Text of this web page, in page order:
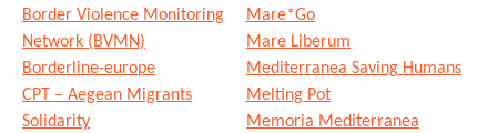
Border Violence Monitoring
Network (BVMN)
Borderline-europe
CPT – Aegean Migrants
Solidarity
Mare*Go
Mare Liberum
Mediterranea Saving Humans
Melting Pot
Memoria Mediterranea